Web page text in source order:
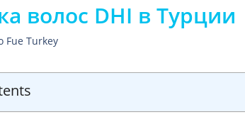
волос DHI в Турции
Fue Turkey